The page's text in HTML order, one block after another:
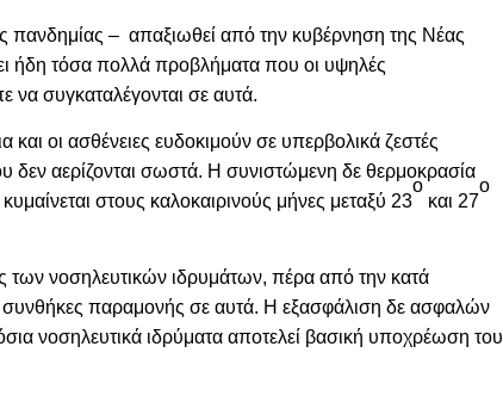
πανδημίας – απαξιωθεί από την κυβέρνηση της Νέας
ήδη τόσα πολλά προβλήματα που οι υψηλές
να συγκαταλέγονται σε αυτά.
οι ασθένειες ευδοκιμούν σε υπερβολικά ζεστές
δεν αερίζονται σωστά. Η συνιστώμενη δε θερμοκρασία
στους καλοκαιρινούς μήνες μεταξύ 23
ο
και 27
ο
νοσηλευτικών ιδρυμάτων, πέρα από την κατά
συνθήκες παραμονής σε αυτά. Η εξασφάλιση δε ασφαλών
νοσηλευτικά ιδρύματα αποτελεί βασική υποχρέωση του